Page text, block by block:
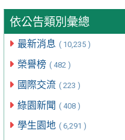
依公告類別彙總
最新消息 ( 10,235 )
榮譽榜 ( 482 )
國際交流 ( 223 )
綠園新聞 ( 408 )
學生園地 ( 6,291 )